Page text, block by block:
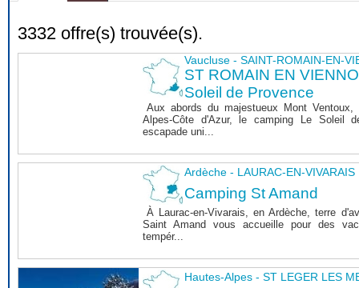
3332 offre(s) trouvée(s).
Vaucluse - SAINT-ROMAIN-EN-
ST ROMAIN EN
Soleil de Provence
Aux abords du majestueux Mont
Alpes-Côte d'Azur, le camping Le Soleil
escapade uni...
Ardèche - LAURAC-EN-VIVARAIS
Camping St Amand
À Laurac-en-Vivarais, en Ardèche, terre
Saint Amand vous accueille pour des
tempér...
Hautes-Alpes - ST LEGER LES